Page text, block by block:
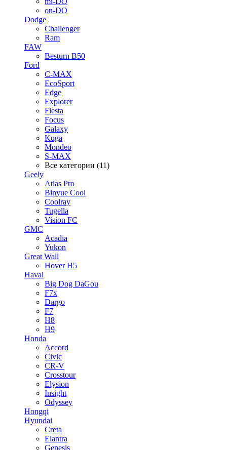
on-DO
Dodge
Challenger
Ram
FAW
Besturn B50
Ford
C-MAX
EcoSport
Edge
Explorer
Fiesta
Focus
Galaxy
Kuga
Mondeo
S-MAX
Все категории (11)
Geely
Atlas Pro
Binyue Cool
Coolray
Tugella
Vision FC
GMC
Acadia
Yukon
Great Wall
Hover H5
Haval
Big Dog DaGou
F7x
Dargo
F7
H8
H9
Honda
Accord
Civic
CR-V
Crosstour
Elysion
Insight
Odyssey
Hongqi
Hyundai
Creta
Elantra
Genesis